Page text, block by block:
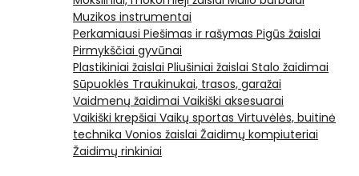
Muzikos instrumentai
Perkamiausi Piešimas ir rašymas Pigūs žaislai
Pirmykščiai gyvūnai
Plastikiniai žaislai Pliušiniai žaislai Stalo žaidimai
Sūpuoklės Traukinukai, trasos, garažai
Vaidmenų žaidimai Vaikiški aksesuarai
Vaikiški krepšiai Vaikų sportas Virtuvėlės, buitinė
technika Vonios žaislai Žaidimų kompiuteriai
Žaidimų rinkiniai